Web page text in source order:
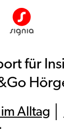
für
Alltag